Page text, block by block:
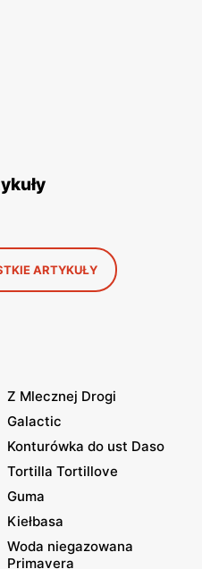
ARTYKUŁY
Z Mlecznej Drogi
Galactic
Konturówka do ust Daso
Tortilla Tortillove
Guma
Kiełbasa
Woda niegazowana
Primavera